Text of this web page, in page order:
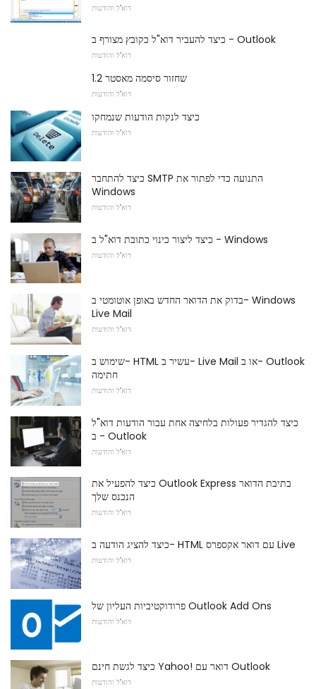
דוא"ל והודעות
כיצד להעביר דוא"ל כקובץ מצורף ב - Outlook
דוא"ל והודעות
שחזור סיסמה מאסטר 1.2
דוא"ל והודעות
כיצד לנקות הודעות שנמחקו
דוא"ל והודעות
כיצד להתחבר SMTP התנועה כדי לפתור את
Windows
דוא"ל והודעות
כיצד ליצור כינוי כתובת דוא"ל ב - Windows
דוא"ל והודעות
בדוק את הדואר החדש באופן אוטומטי ב- Windows
Live Mail
דוא"ל והודעות
שימוש ב- HTML עשיר ב- Live Mail או ב- Outlook
חתימה
דוא"ל והודעות
כיצד להגדיר פעולות בלחיצה אחת עבור הודעות דוא"ל
ב - Outlook
דוא"ל והודעות
כיצד להפעיל את Outlook Express בתיבת הדואר
הנכנס שלך
דוא"ל והודעות
כיצד להציג הודעה ב- HTML עם דואר אקספרס Live
דוא"ל והודעות
פרודוקטיביות העליון של Outlook Add Ons
דוא"ל והודעות
כיצד לגשת חינם Yahoo! דואר עם Outlook
דוא"ל והודעות